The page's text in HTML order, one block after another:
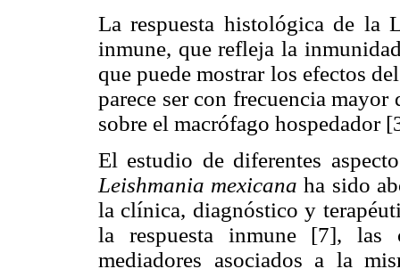
La respuesta histológica de la
inmune, que refleja la
que puede mostrar los efectos
parece ser con frecuencia
sobre el macrófago hospedador
El estudio de diferentes
Leishmania mexicana ha sido
la clínica, diagnóstico y
la respuesta inmune [7], las
mediadores asociados a la